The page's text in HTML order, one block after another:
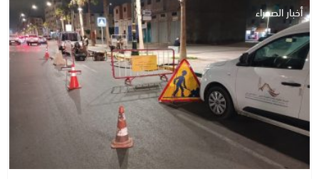
أخبار الصحراء